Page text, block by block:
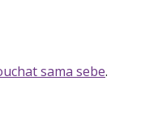
sama sebe.